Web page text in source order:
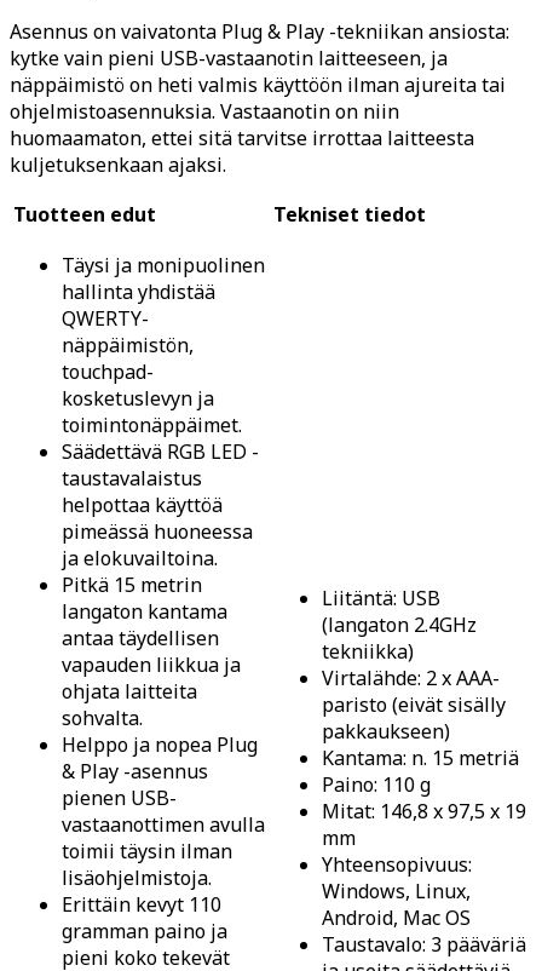
Asennus on vaivatonta Plug & Play -tekniikan ansiosta:
kytke vain pieni USB-vastaanotin laitteeseen, ja
näppäimistö on heti valmis käyttöön ilman ajureita tai
ohjelmistoasennuksia. Vastaanotin on niin
huomaamaton, ettei sitä tarvitse irrottaa laitteesta
kuljetuksenkaan ajaksi.
Tuotteen edut
Tekniset tiedot
Täysi ja monipuolinen
hallinta yhdistää
QWERTY-
näppäimistön,
touchpad-
kosketuslevyn ja
toimintonäppäimet.
Säädettävä RGB LED -
taustavalaistus
helpottaa käyttöä
pimeässä huoneessa
ja elokuvailtoina.
Pitkä 15 metrin
langaton kantama
antaa täydellisen
vapauden liikkua ja
ohjata laitteita
sohvalta.
Helppo ja nopea Plug
& Play -asennus
pienen USB-
vastaanottimen avulla
toimii täysin ilman
lisäohjelmistoja.
Erittäin kevyt 110
gramman paino ja
pieni koko tekevät
Liitäntä: USB
(langaton 2.4GHz
tekniikka)
Virtalähde: 2 x AAA-
paristo (eivät sisälly
pakkaukseen)
Kantama: n. 15 metriä
Paino: 110 g
Mitat: 146,8 x 97,5 x 19
mm
Yhteensopivuus:
Windows, Linux,
Android, Mac OS
Taustavalo: 3 pääväriä